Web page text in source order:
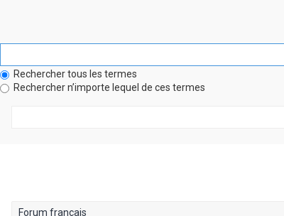
Rechercher tous les termes
Rechercher n’importe lequel de ces termes